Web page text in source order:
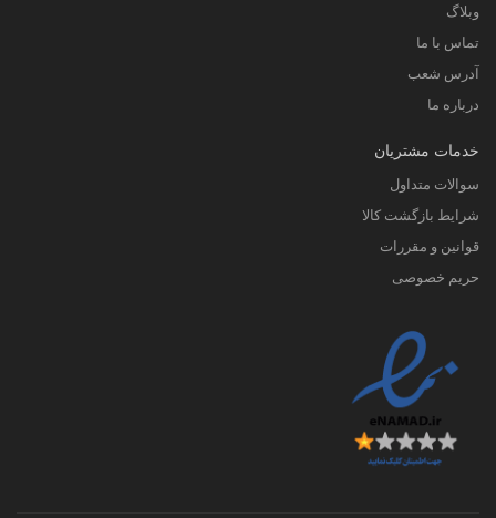
وبلاگ
تماس با ما
آدرس شعب
درباره ما
خدمات مشتریان
سوالات متداول
شرایط بازگشت کالا
قوانین و مقررات
حریم خصوصی